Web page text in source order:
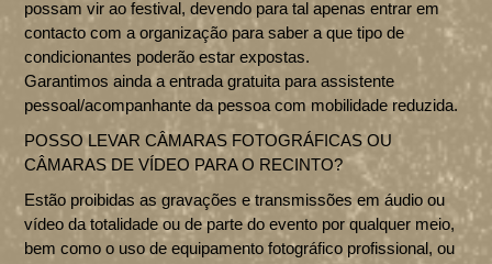
possam vir ao festival, devendo para tal apenas entrar em
contacto com a organização para saber a que tipo de
condicionantes poderão estar expostas.
Garantimos ainda a entrada gratuita para assistente
pessoal/acompanhante da pessoa com mobilidade reduzida.
POSSO LEVAR CÂMARAS FOTOGRÁFICAS OU
CÂMARAS DE VÍDEO PARA O RECINTO?
Estão proibidas as gravações e transmissões em áudio ou
vídeo da totalidade ou de parte do evento por qualquer meio,
bem como o uso de equipamento fotográfico profissional, ou